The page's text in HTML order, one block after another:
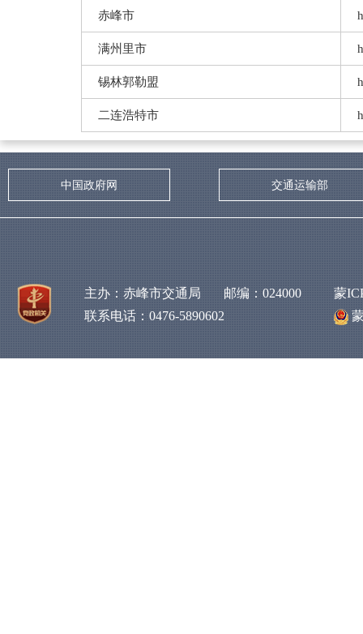
赤峰市
满州里市
锡林郭勒盟
二连浩特市
中国政府网 交通运输部
主办：赤峰市交通局 邮编：024000
联系电话：0476-5890602
蒙